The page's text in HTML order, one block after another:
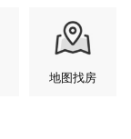
地图找房